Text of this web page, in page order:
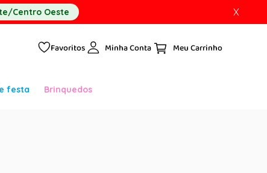
Centro Oeste X
Favoritos Minha Conta
festa Brinquedos